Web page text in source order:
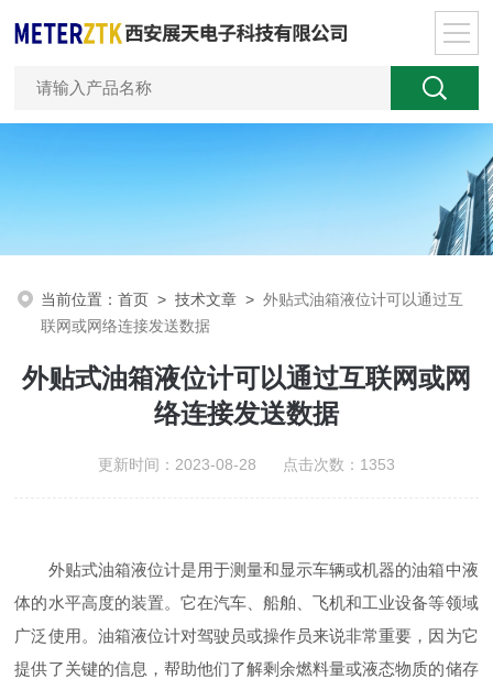
当前位置：首页 >技术文章 >外贴式油箱液位计可以通过互
联网或网络连接发送数据
外贴式油箱液位计可以通过互联网或网
络连接发送数据
更新时间：2023-08-28 点击次数：1353
外贴式油箱液位计是用于测量和显示车辆或机器的油箱中液
体的水平高度的装置。它在汽车、船舶、飞机和工业设备等领域
广泛使用。油箱液位计对驾驶员或操作员来说非常重要，因为它
提供了关键的信息，帮助他们了解剩余燃料量或液态物质的储存